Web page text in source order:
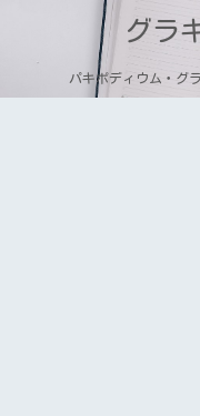
グラ
パキポディウム・グ